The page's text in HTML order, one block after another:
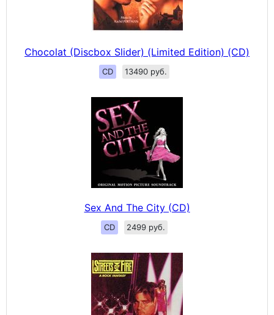
Chocolat (Discbox Slider) (Limited Edition) (CD)
CD 13490 руб.
Sex And The City (CD)
CD 2499 руб.